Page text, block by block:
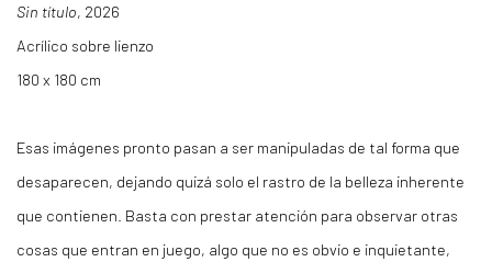
Sin título, 2026
Acrílico sobre lienzo
180 x 180 cm
Esas imágenes pronto pasan a ser manipuladas de tal forma que
desaparecen, dejando quizá solo el rastro de la belleza inherente
que contienen. Basta con prestar atención para observar otras
cosas que entran en juego, algo que no es obvio e inquietante,